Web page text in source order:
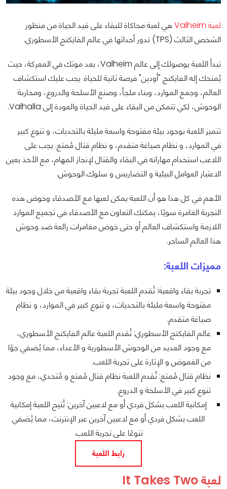
لعبة Valheim
هي لعبة محاكاة للبقاء على قيد الحياة من منظور
الشخص الثالث (TPS) تدور أحداثها في عالم الفايكنج الأسطوري.
تبدأ اللعبة بوصولك إلى عالم Valheim، بعد موتك في المعركة، حيث
يُمنحك إله الفايكنج "أودين" فرصة ثانية للحياة. يجب عليك استكشاف
العالم، وجمع الموارد، وبناء ملجأ، وصنع الأسلحة والدروع، ومحاربة
الوحوش، لكي تتمكن من البقاء على قيد الحياة والعودة إلى Valhalla.
تتميز اللعبة بوجود بيئة مفتوحة واسعة مليئة بالتحديات، و تنوع كبير
في الموارد، و نظام صياغة متقدم، و نظام قتال مُمتع. يجب على
اللاعب استخدام مهاراته في البقاء والقتال لإنجاز المهام، مع الأخذ بعين
الاعتبار العوامل البيئية و التضاريس و سلوك الوحوش.
الأهم في كل هذا هو أن اللعبة يمكن لعبها مع الأصدقاء وخوض هذه
التجربة الغامرة سويًا، يمكنك التعاون مع الأصدقاء في تجميع الموارد
اللازمة واستكشاف العالم أو حتى خوض مغامرات رائعة ضد وحوش
هذا العالم الساحر.
مميزات اللعبة:
تجربة بقاء واقعية: تُقدم اللعبة تجربة بقاء واقعية من خلال وجود بيئة
مفتوحة واسعة مليئة بالتحديات، و تنوع كبير في الموارد، و نظام
صياغة متقدم.
عالم الفايكنج الأسطوري: تُقدم اللعبة عالم الفايكنج الأسطوري،
مع وجود العديد من الوحوش الأسطورية و الأعداء، مما يُضفي جوًا
من الغموض و الإثارة على تجربة اللعب.
نظام قتال مُمتع: تُقدم اللعبة نظام قتال مُمتع و مُتحدي، مع وجود
تنوع كبير في الأسلحة و الدروع.
إمكانية اللعب بشكل فردي أو مع لاعبين آخرين: تُتيح اللعبة إمكانية
اللعب بشكل فردي أو مع لاعبين آخرين عبر الإنترنت، مما يُضفي
تنوعًا على تجربة اللعب.
رابط اللعبة
لعبة It Takes Two